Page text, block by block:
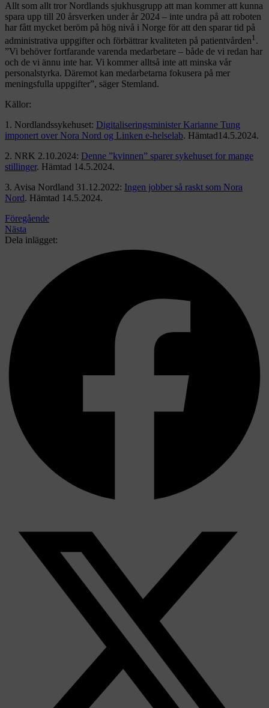
Allt som allt tror Nordlands sjukhusgrupp att man kommer att kunna
spara upp till 20 årsverken under år 2024 – inte undra på att roboten
har fått mycket beröm på hög nivå i Norge för att den sparar tid på
administrativa uppgifter och förbättrar kvaliteten på patientvården1 .
”Vi behöver fortfarande varenda medarbetare – både de vi redan har
och de vi ännu inte har. Vi kommer alltså inte att minska vår
personalstyrka. Däremot kan medarbetarna fokusera på mer
meningsfulla uppgifter”, säger Stemland.
Källor:
1. Nordlandssykehuset: Digitaliseringsminister Karianne Tung
imponert over Nora Nord og Linken e-helselab. Hämtad14.5.2024.
2. NRK 2.10.2024: Denne ”kvinnen” sparer sykehuset for mange
stillinger. Hämtad 14.5.2024.
3. Avisa Nordland 31.12.2022: Ingen jobber så raskt som Nora
Nord. Hämtad 14.5.2024.
Föregående
Nästa
Dela inlägget: